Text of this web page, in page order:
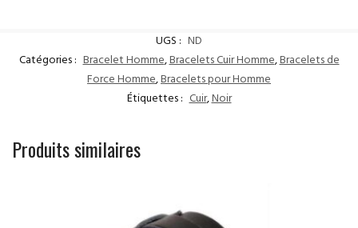
UGS : ND
Catégories : Bracelet Homme,Bracelets Cuir Homme,Bracelets de
Force Homme,Bracelets pour Homme
Étiquettes : Cuir,Noir
Produits similaires